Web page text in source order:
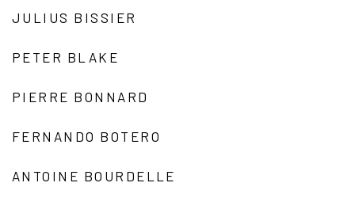
JULIUS BISSIER
PETER BLAKE
PIERRE BONNARD
FERNANDO BOTERO
ANTOINE BOURDELLE